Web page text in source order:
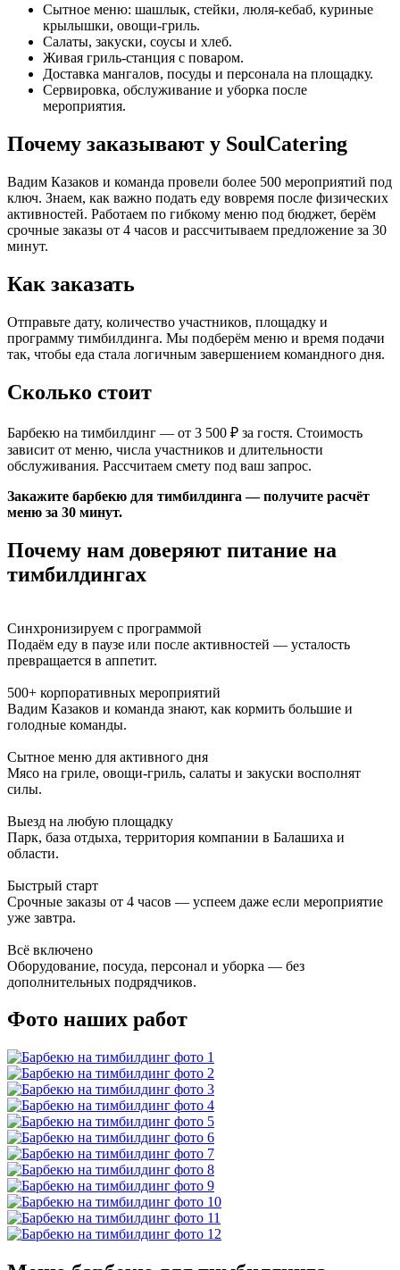
Сытное меню: шашлык, стейки, люля-кебаб, куриные
крылышки, овощи-гриль.
Салаты, закуски, соусы и хлеб.
Живая гриль-станция с поваром.
Доставка мангалов, посуды и персонала на площадку.
Сервировка, обслуживание и уборка после
мероприятия.
Почему заказывают у SoulCatering
Вадим Казаков и команда провели более 500 мероприятий под
ключ. Знаем, как важно подать еду вовремя после физических
активностей. Работаем по гибкому меню под бюджет, берём
срочные заказы от 4 часов и рассчитываем предложение за 30
минут.
Как заказать
Отправьте дату, количество участников, площадку и
программу тимбилдинга. Мы подберём меню и время подачи
так, чтобы еда стала логичным завершением командного дня.
Сколько стоит
Барбекю на тимбилдинг — от 3 500 ₽ за гостя. Стоимость
зависит от меню, числа участников и длительности
обслуживания. Рассчитаем смету под ваш запрос.
Закажите барбекю для тимбилдинга — получите расчёт
меню за 30 минут.
Почему нам доверяют питание на
тимбилдингах
Синхронизируем с программой
Подаём еду в паузе или после активностей — усталость
превращается в аппетит.
500+ корпоративных мероприятий
Вадим Казаков и команда знают, как кормить большие и
голодные команды.
Сытное меню для активного дня
Мясо на гриле, овощи-гриль, салаты и закуски восполнят
силы.
Выезд на любую площадку
Парк, база отдыха, территория компании в Балашиха и
области.
Быстрый старт
Срочные заказы от 4 часов — успеем даже если мероприятие
уже завтра.
Всё включено
Оборудование, посуда, персонал и уборка — без
дополнительных подрядчиков.
Фото наших работ